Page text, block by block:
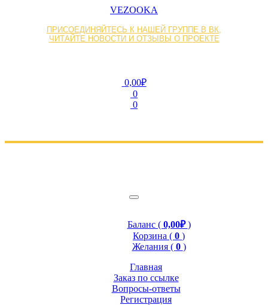
VEZOOKA
ПРИСОЕДИНЯЙТЕСЬ К НАШЕЙ ГРУППЕ В ВК,
ЧИТАЙТЕ НОВОСТИ И ОТЗЫВЫ О ПРОЕКТЕ
0,00₽
0
0
Баланс ( 0,00₽)
Корзина ( 0 )
Желания ( 0 )
Главная
Заказ по ссылке
Вопросы-ответы
Регистрация